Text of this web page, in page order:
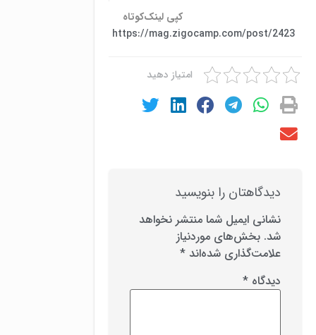
کپی لینک‌کوتاه
https://mag.zigocamp.com/post/2423
امتیاز دهید
دیدگاهتان را بنویسید
نشانی ایمیل شما منتشر نخواهد
شد. بخش‌های موردنیاز
علامت‌گذاری شده‌اند *
دیدگاه *